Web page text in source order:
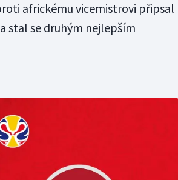
africkému vicemistrovi připsal
stal se druhým nejlepším